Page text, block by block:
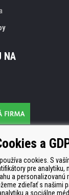
NA
a
cookies. S
pre analytiku,
a personalizovanú
zdieľať s našimi
a sociálne